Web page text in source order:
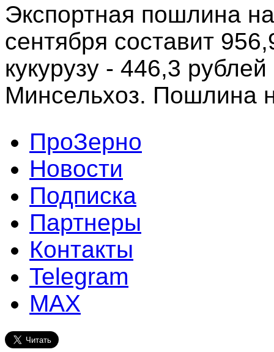
Экспортная пошлина
сентября составит
кукурузу - 446,3
Минсельхоз. Пошлина
ПроЗерно
Новости
Подписка
Партнеры
Контакты
Telegram
MAX